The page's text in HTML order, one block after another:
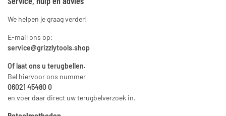
We helpen je graag verder!
E-mail ons op:
service@grizzlytools.shop
Of laat ons u terugbellen.
Bel hiervoor ons nummer
06021 45480 0
en voer daar direct uw terugbelverzoek in.